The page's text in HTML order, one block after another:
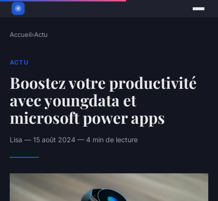
Accueil›Actu
ACTU
Boostez votre productivité
avec youngdata et
microsoft power apps
Lisa — 15 août 2024 — 4 min de lecture